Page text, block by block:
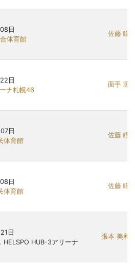
日
体育館
佐藤 瞳
日
ナ札幌46
面手 凛
日
体育館
佐藤 瞳
日
体育館
佐藤 瞳
日
HUB-3アリーナ
張本 美和